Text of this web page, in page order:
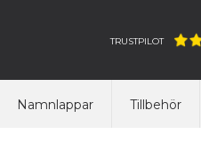
TRUSTPILOT
Namnlappar Tillbehör